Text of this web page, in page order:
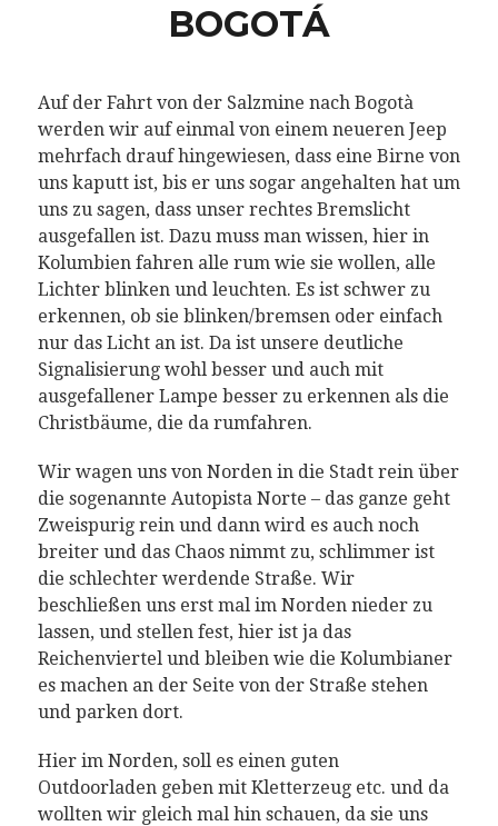
BOGOTÁ
Auf der Fahrt von der Salzmine nach Bogotà
werden wir auf einmal von einem neueren Jeep
mehrfach drauf hingewiesen, dass eine Birne von
uns kaputt ist, bis er uns sogar angehalten hat um
uns zu sagen, dass unser rechtes Bremslicht
ausgefallen ist. Dazu muss man wissen, hier in
Kolumbien fahren alle rum wie sie wollen, alle
Lichter blinken und leuchten. Es ist schwer zu
erkennen, ob sie blinken/bremsen oder einfach
nur das Licht an ist. Da ist unsere deutliche
Signalisierung wohl besser und auch mit
ausgefallener Lampe besser zu erkennen als die
Christbäume, die da rumfahren.
Wir wagen uns von Norden in die Stadt rein über
die sogenannte Autopista Norte – das ganze geht
Zweispurig rein und dann wird es auch noch
breiter und das Chaos nimmt zu, schlimmer ist
die schlechter werdende Straße. Wir
beschließen uns erst mal im Norden nieder zu
lassen, und stellen fest, hier ist ja das
Reichenviertel und bleiben wie die Kolumbianer
es machen an der Seite von der Straße stehen
und parken dort.
Hier im Norden, soll es einen guten
Outdoorladen geben mit Kletterzeug etc. und da
wollten wir gleich mal hin schauen, da sie uns